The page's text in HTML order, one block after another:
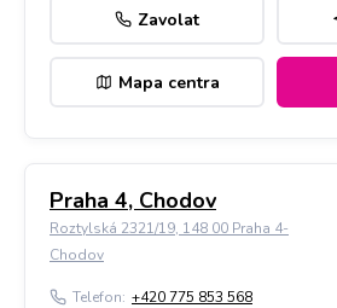
Zavolat
Mapa centra
Praha 4, Chodov
Roztylská 2321/19, 148 00 Praha 4-
Chodov
Telefon: +420 775 853 568